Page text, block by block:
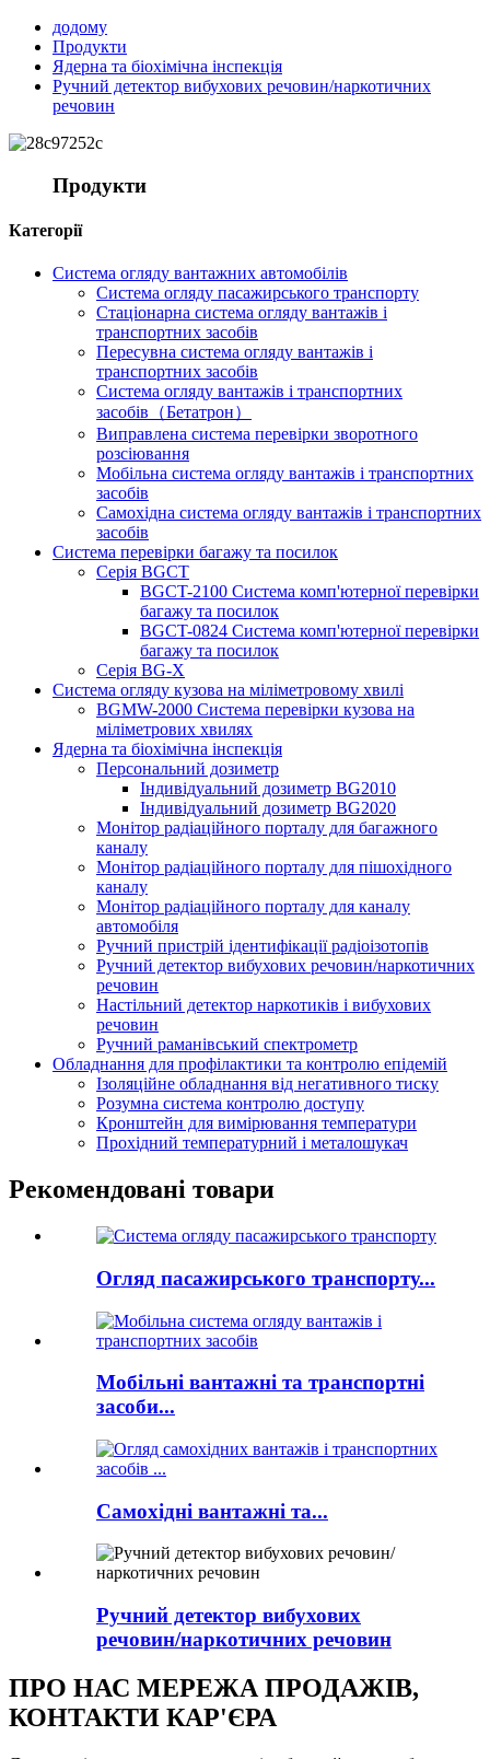
додому
Продукти
Ядерна та біохімічна інспекція
Ручний детектор вибухових речовин/наркотичних
речовин
Продукти
Категорії
Система огляду вантажних автомобілів
Система огляду пасажирського транспорту
Стаціонарна система огляду вантажів і
транспортних засобів
Пересувна система огляду вантажів і
транспортних засобів
Система огляду вантажів і транспортних
засобів（Бетатрон）
Виправлена ​​система перевірки зворотного
розсіювання
Мобільна система огляду вантажів і транспортних
засобів
Самохідна система огляду вантажів і транспортних
засобів
Система перевірки багажу та посилок
Серія BGCT
BGCT-2100 Система комп'ютерної перевірки
багажу та посилок
BGCT-0824 Система комп'ютерної перевірки
багажу та посилок
Серія BG-X
Система огляду кузова на міліметровому хвилі
BGMW-2000 Система перевірки кузова на
міліметрових хвилях
Ядерна та біохімічна інспекція
Персональний дозиметр
Індивідуальний дозиметр BG2010
Індивідуальний дозиметр BG2020
Монітор радіаційного порталу для багажного
каналу
Монітор радіаційного порталу для пішохідного
каналу
Монітор радіаційного порталу для каналу
автомобіля
Ручний пристрій ідентифікації радіоізотопів
Ручний детектор вибухових речовин/наркотичних
речовин
Настільний детектор наркотиків і вибухових
речовин
Ручний раманівський спектрометр
Обладнання для профілактики та контролю епідемій
Ізоляційне обладнання від негативного тиску
Розумна система контролю доступу
Кронштейн для вимірювання температури
Прохідний температурний і металошукач
Рекомендовані товари
Огляд пасажирського транспорту...
Мобільні вантажні та транспортні
засоби...
Самохідні вантажні та...
Ручний детектор вибухових
речовин/наркотичних речовин
ПРО НАС МЕРЕЖА ПРОДАЖІВ,
КОНТАКТИ КАР'ЄРА